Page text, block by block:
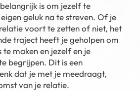
is om jezelf te
geluk na te streven. Of je
voort te zetten of niet, het
traject heeft je geholpen om
te maken en jezelf en je
begrijpen. Dit is een
dat je met je meedraagt,
van je relatie.